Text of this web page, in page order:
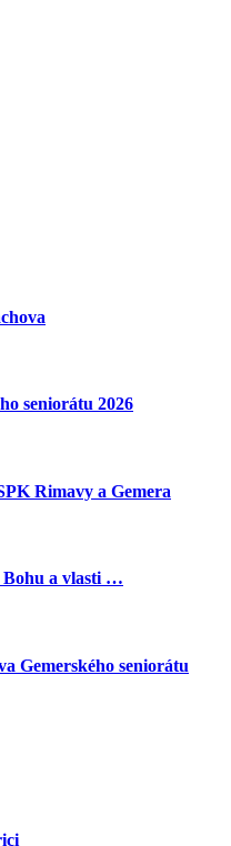
seniorátu 2026
Rimavy a Gemera
Bohu a vlasti …
Gemerského seniorátu